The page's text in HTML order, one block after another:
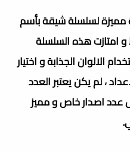
مميزة لسلسلة شيقة بأسم
هذه السلسلة
الالوان الجذابة و اختيار
، لم يكن يعتبر العدد
عدد اصدار خاص و مميز